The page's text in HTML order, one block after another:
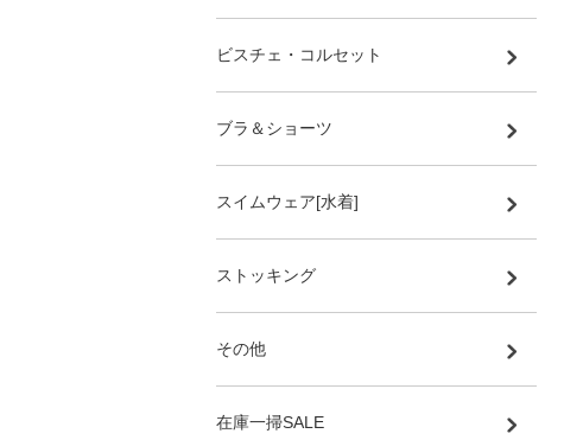
ビスチェ・コルセット
ブラ＆ショーツ
スイムウェア[水着]
ストッキング
その他
在庫一掃SALE